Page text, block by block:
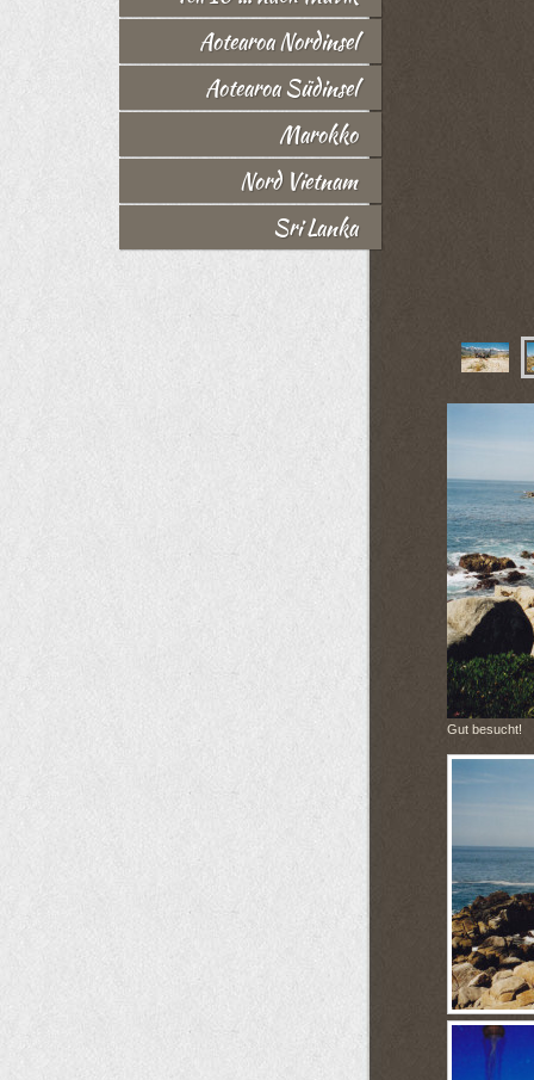
Aotearoa Nordinsel
Aotearoa Südinsel
Marokko
Nord Vietnam
Sri Lanka
Gut besucht!